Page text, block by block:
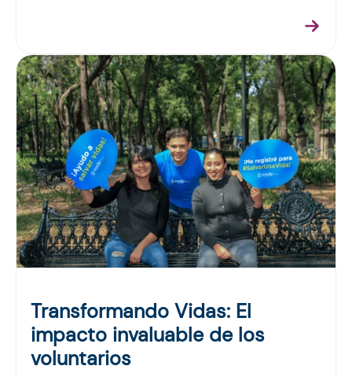
Transformando Vidas: El
impacto invaluable de los
voluntarios